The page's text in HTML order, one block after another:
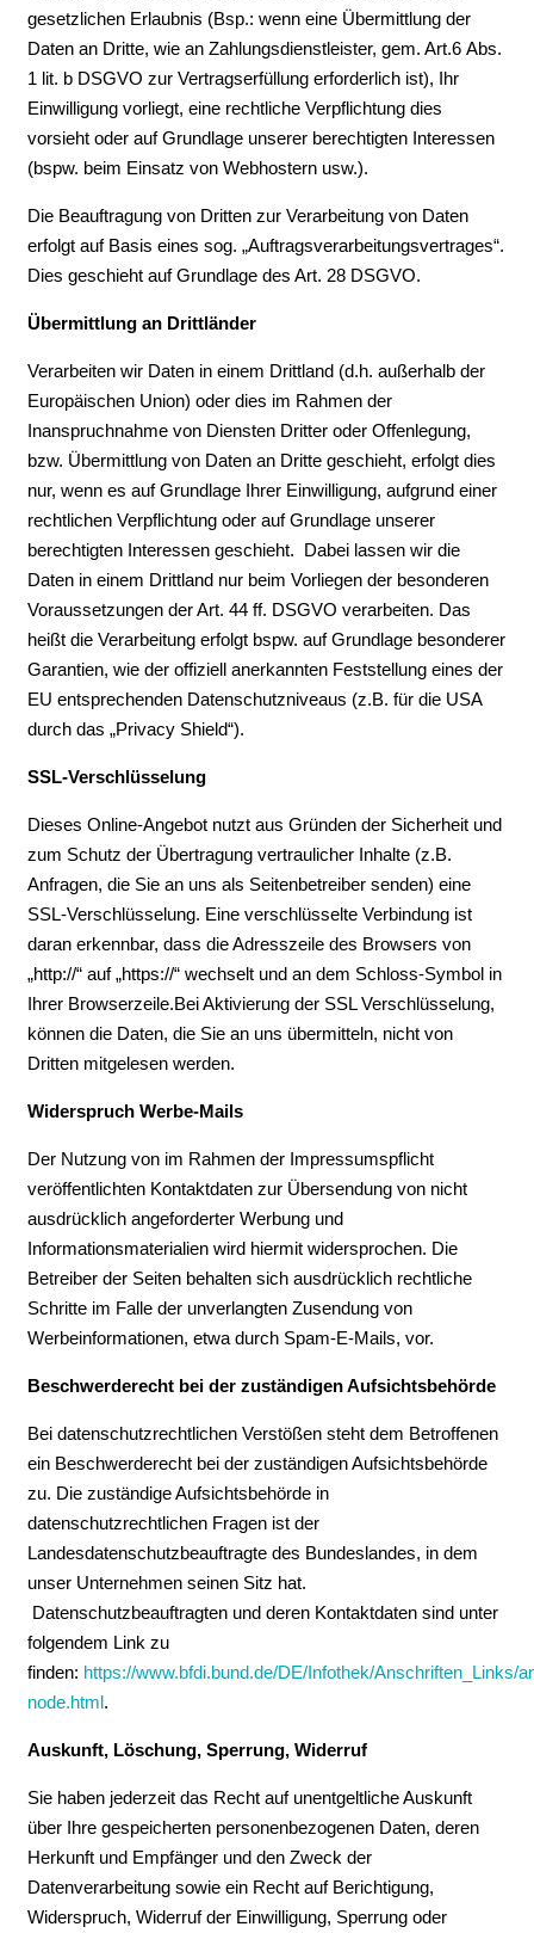
gesetzlichen Erlaubnis (Bsp.: wenn eine Übermittlung der
Daten an Dritte, wie an Zahlungsdienstleister, gem. Art.6 Abs.
1 lit. b DSGVO zur Vertragserfüllung erforderlich ist), Ihr
Einwilligung vorliegt, eine rechtliche Verpflichtung dies
vorsieht oder auf Grundlage unserer berechtigten Interessen
(bspw. beim Einsatz von Webhostern usw.).
Die Beauftragung von Dritten zur Verarbeitung von Daten
erfolgt auf Basis eines sog. „Auftragsverarbeitungsvertrages“.
Dies geschieht auf Grundlage des Art. 28 DSGVO.
Übermittlung an Drittländer
Verarbeiten wir Daten in einem Drittland (d.h. außerhalb der
Europäischen Union) oder dies im Rahmen der
Inanspruchnahme von Diensten Dritter oder Offenlegung,
bzw. Übermittlung von Daten an Dritte geschieht, erfolgt dies
nur, wenn es auf Grundlage Ihrer Einwilligung, aufgrund einer
rechtlichen Verpflichtung oder auf Grundlage unserer
berechtigten Interessen geschieht. Dabei lassen wir die
Daten in einem Drittland nur beim Vorliegen der besonderen
Voraussetzungen der Art. 44 ff. DSGVO verarbeiten. Das
heißt die Verarbeitung erfolgt bspw. auf Grundlage besonderer
Garantien, wie der offiziell anerkannten Feststellung eines der
EU entsprechenden Datenschutzniveaus (z.B. für die USA
durch das „Privacy Shield“).
SSL-Verschlüsselung
Dieses Online-Angebot nutzt aus Gründen der Sicherheit und
zum Schutz der Übertragung vertraulicher Inhalte (z.B.
Anfragen, die Sie an uns als Seitenbetreiber senden) eine
SSL-Verschlüsselung. Eine verschlüsselte Verbindung ist
daran erkennbar, dass die Adresszeile des Browsers von
„http://“ auf „https://“ wechselt und an dem Schloss-Symbol in
Ihrer Browserzeile.Bei Aktivierung der SSL Verschlüsselung,
können die Daten, die Sie an uns übermitteln, nicht von
Dritten mitgelesen werden.
Widerspruch Werbe-Mails
Der Nutzung von im Rahmen der Impressumspflicht
veröffentlichten Kontaktdaten zur Übersendung von nicht
ausdrücklich angeforderter Werbung und
Informationsmaterialien wird hiermit widersprochen. Die
Betreiber der Seiten behalten sich ausdrücklich rechtliche
Schritte im Falle der unverlangten Zusendung von
Werbeinformationen, etwa durch Spam-E-Mails, vor.
Beschwerderecht bei der zuständigen Aufsichtsbehörde
Bei datenschutzrechtlichen Verstößen steht dem Betroffenen
ein Beschwerderecht bei der zuständigen Aufsichtsbehörde
zu. Die zuständige Aufsichtsbehörde in
datenschutzrechtlichen Fragen ist der
Landesdatenschutzbeauftragte des Bundeslandes, in dem
unser Unternehmen seinen Sitz hat.
Datenschutzbeauftragten und deren Kontaktdaten sind unter
folgendem Link zu
finden: https://www.bfdi.bund.de/DE/Infothek/Anschriften_Links/
node.html.
Auskunft, Löschung, Sperrung, Widerruf
Sie haben jederzeit das Recht auf unentgeltliche Auskunft
über Ihre gespeicherten personenbezogenen Daten, deren
Herkunft und Empfänger und den Zweck der
Datenverarbeitung sowie ein Recht auf Berichtigung,
Widerspruch, Widerruf der Einwilligung, Sperrung oder